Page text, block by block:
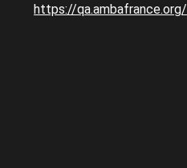
https://qa.ambafrance.org/